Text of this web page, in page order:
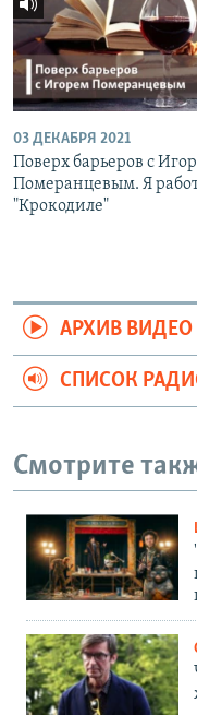
03 ДЕКАБРЯ 2021
Поверх барьеров с
Померанцевым. Я
"Крокодиле"
АРХИВ ВИДЕО
СПИСОК
Смотрите